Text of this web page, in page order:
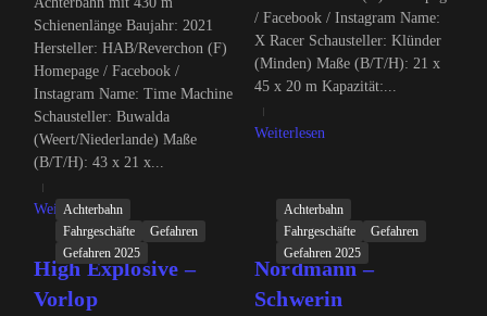
Schienenlänge Baujahr: 2021
Hersteller: HAB/Reverchon (F)
Homepage / Facebook /
Instagram Name: Time Machine
Schausteller: Buwalda
(Weert/Niederlande) Maße
(B/T/H): 43 x 21 x...
Weiterlesen
/ Facebook / Instagram Name:
X Racer Schausteller: Klünder
(Minden) Maße (B/T/H): 21 x
45 x 20 m Kapazität:...
Weiterlesen
Achterbahn
Fahrgeschäfte
Gefahren
Gefahren 2025
High Explosive –
Vorlop
Achterbahn
Fahrgeschäfte
Gefahren
Gefahren 2025
Nordmann –
Schwerin